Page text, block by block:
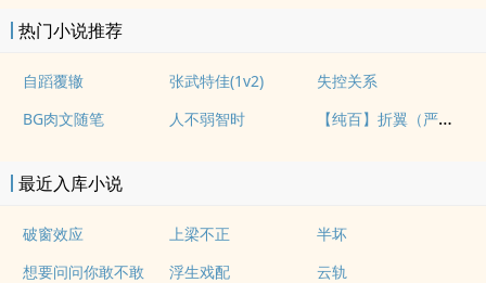
热门小说推荐
自蹈覆辙 张武特佳(1v2)
失控关系
BG肉文随笔
人不弱智时 【纯百】折翼（严厉上司是小鸟）
最近入库小说
破窗效应 上梁不正
半坏
想要问问你敢不敢
浮生戏配 云轨